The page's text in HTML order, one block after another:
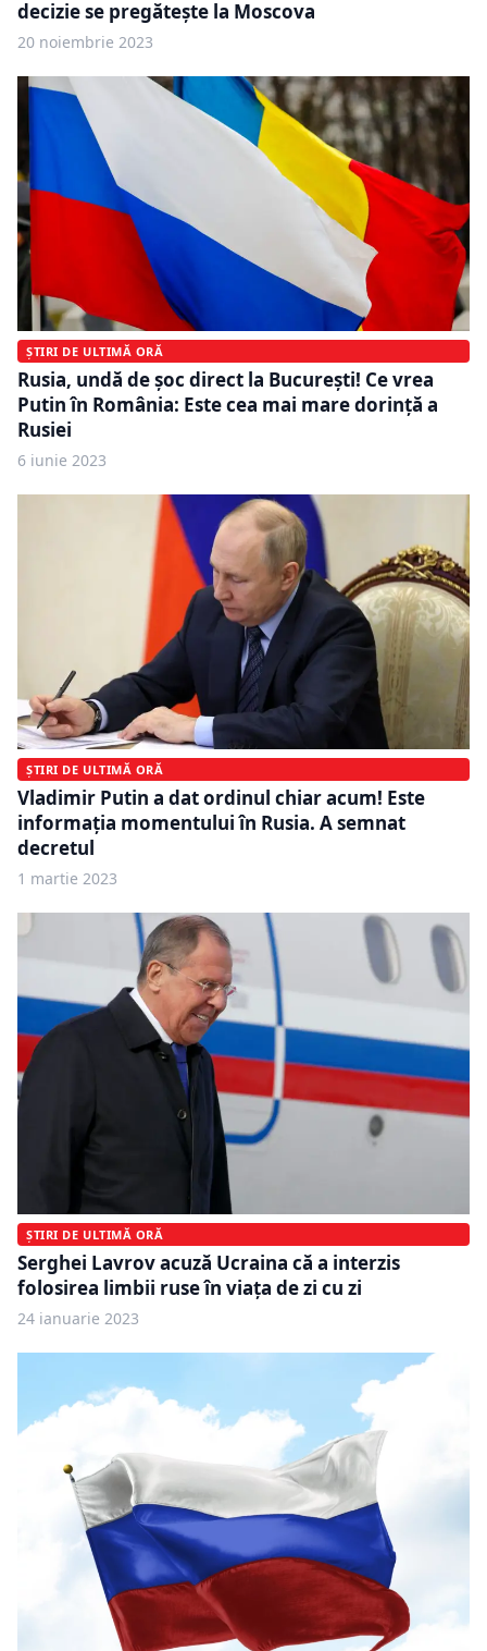
decizie se pregătește la Moscova
20 noiembrie 2023
ȘTIRI DE ULTIMĂ ORĂ
Rusia, undă de șoc direct la București! Ce vrea
Putin în România: Este cea mai mare dorință a
Rusiei
6 iunie 2023
ȘTIRI DE ULTIMĂ ORĂ
Vladimir Putin a dat ordinul chiar acum! Este
informația momentului în Rusia. A semnat
decretul
1 martie 2023
ȘTIRI DE ULTIMĂ ORĂ
Serghei Lavrov acuză Ucraina că a interzis
folosirea limbii ruse în viața de zi cu zi
24 ianuarie 2023